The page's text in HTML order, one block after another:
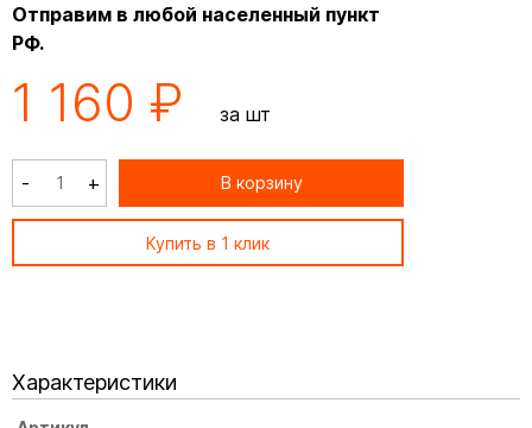
Отправим в любой населенный пункт
РФ.
1 160 ₽ за шт
- + В корзину
Купить в 1 клик
Характеристики